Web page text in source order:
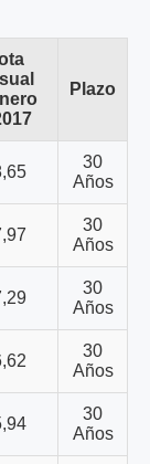
Plazo
30
Años
30
Años
30
Años
30
Años
30
Años